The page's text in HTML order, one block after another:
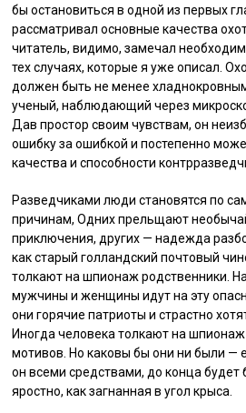
бы остановиться в одной из первых
рассматривал основные качества
читатель, видимо, замечал
тех случаях, которые я уже описал.
должен быть не менее
ученый, наблюдающий через
Дав простор своим чувствам, он
ошибку за ошибкой и постепенно
качества и способности
Разведчиками люди становятся по
причинам, Одних прельщают
приключения, других — надежда
как старый голландский почтовый
толкают на шпионаж родственники.
мужчины и женщины идут на эту
они горячие патриоты и страстно
Иногда человека толкают на шпионаж
мотивов. Но каковы бы они ни были —
он всеми средствами, до конца будет
яростно, как загнанная в угол крыса.